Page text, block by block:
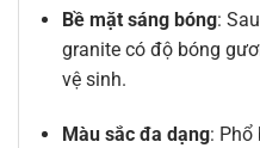
Bề mặt sáng bóng:
granite có độ bóng
vệ sinh.
Màu sắc đa dạng: Phổ